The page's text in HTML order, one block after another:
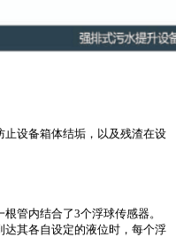
设备箱体结垢，以及残渣在设
管内结合了3个浮球传感器。
其各自设定的液位时，每个浮